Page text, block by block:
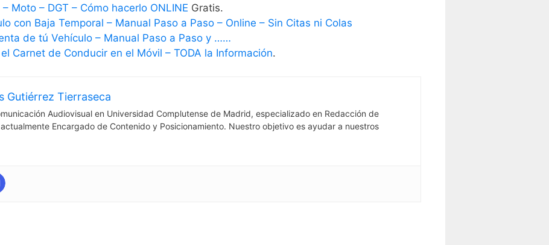
Moto – DGT – Cómo hacerlo ONLINE Gratis.
con Baja Temporal – Manual Paso a Paso – Online – Sin Citas ni Colas
de tú Vehículo – Manual Paso a Paso y ……
Carnet de Conducir en el Móvil – TODA la Información.
Gutiérrez Tierraseca
Audiovisual en Universidad Complutense de Madrid, especializado en Redacción de
Encargado de Contenido y Posicionamiento. Nuestro objetivo es ayudar a nuestros